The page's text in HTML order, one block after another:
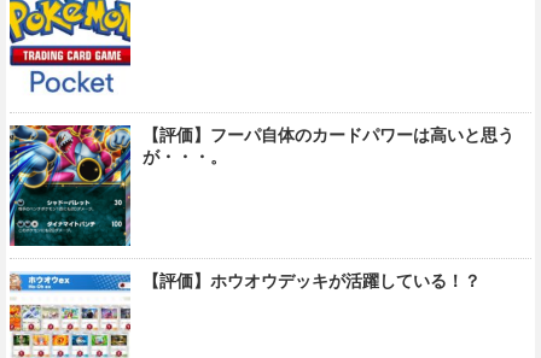
【評価】フーパ自体のカードパワーは高いと思う
が・・・。
【評価】ホウオウデッキが活躍している！？